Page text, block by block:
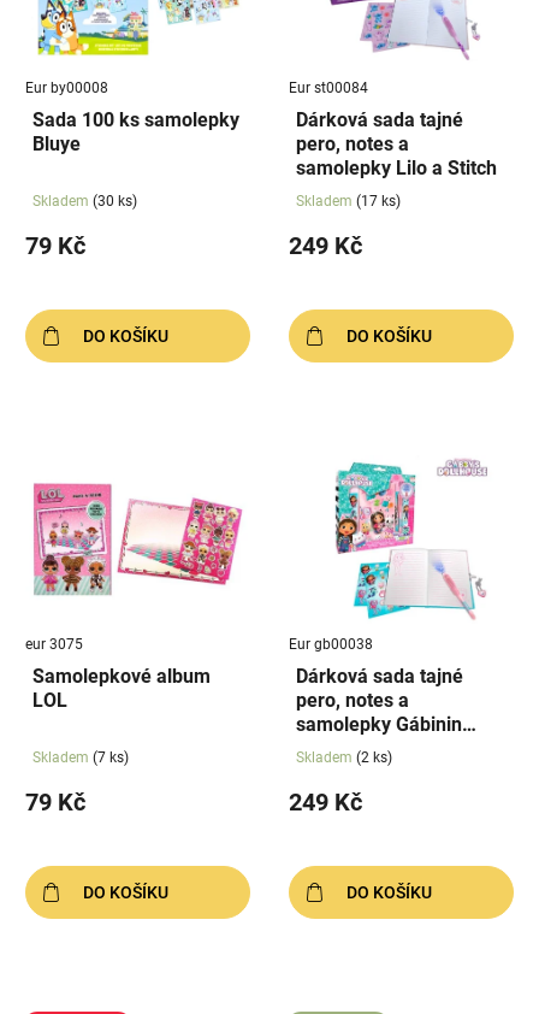
Eur by00008
Sada 100 ks samolepky
Bluye
Skladem (30 ks)
79 Kč
DO KOŠÍKU
Eur st00084
Dárková sada tajné
pero, notes a
samolepky Lilo a Stitch
Skladem (17 ks)
249 Kč
DO KOŠÍKU
eur 3075
Samolepkové album
LOL
Skladem (7 ks)
79 Kč
DO KOŠÍKU
Eur gb00038
Dárková sada tajné
pero, notes a
samolepky Gábinin
kouzelný domek
Skladem (2 ks)
249 Kč
DO KOŠÍKU